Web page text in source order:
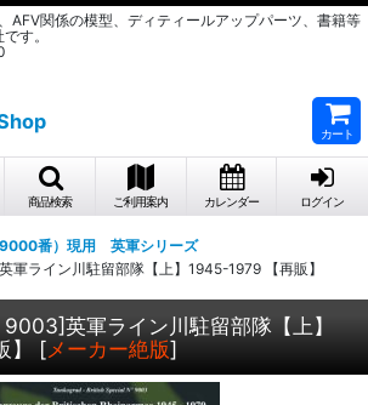
AFV関係の模型、ディティールアップパーツ、書籍等
す。
カート
商品検索 ご利用案内 カレンダー ログイン
9000番）現用 英軍シリーズ
ライン川駐留部隊【上】1945-1979 【再販】
英軍ライン川駐留部隊【上】
[メーカー絶版]